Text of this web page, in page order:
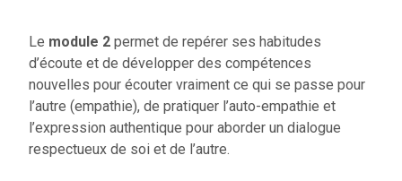
Le module 2 permet de repérer ses habitudes
d’écoute et de développer des compétences
nouvelles pour écouter vraiment ce qui se passe pour
l’autre (empathie), de pratiquer l’auto-empathie et
l’expression authentique pour aborder un dialogue
respectueux de soi et de l’autre.